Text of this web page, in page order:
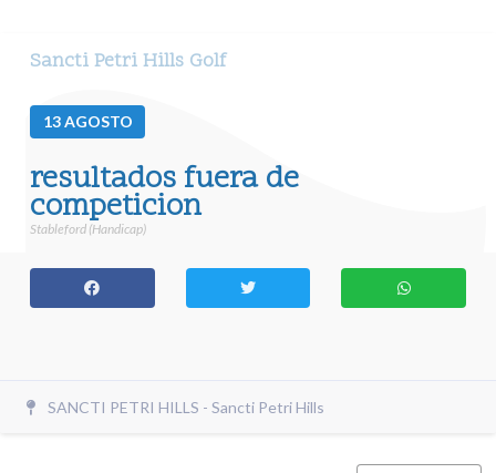
Sancti Petri Hills Golf
13AGOSTO
resultados fuera de
competicion
Stableford (Handicap)
SANCTI PETRI HILLS - Sancti Petri Hills